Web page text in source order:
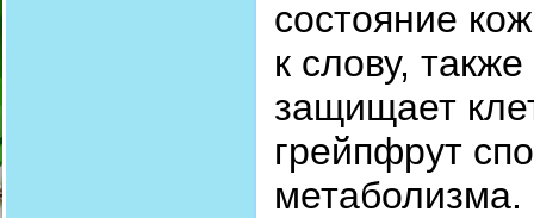
состояние
к слову,
защищает
грейпфрут
метаболизма.